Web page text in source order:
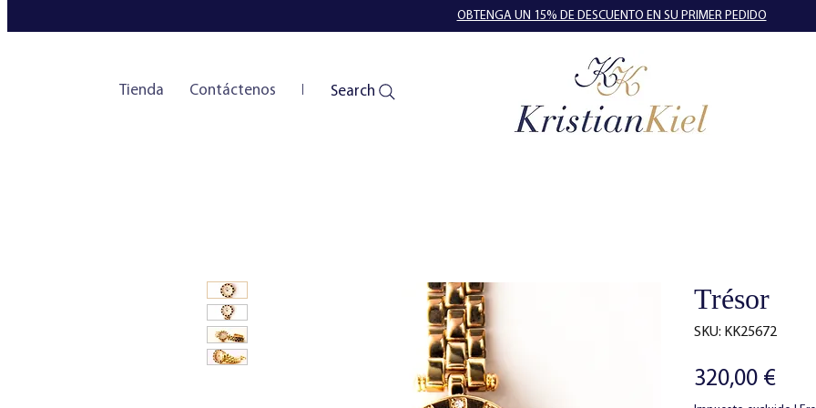
OBTENGA UN 15% DE DESCUENTO EN SU PRIMER PEDIDO
Tienda Contáctenos New Page
Search
Trésor
SKU: KK25672
320,00 €